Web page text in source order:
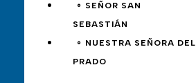
∘ SEÑOR SAN
SEBASTIÁN
∘ NUESTRA SEÑORA DEL
PRADO